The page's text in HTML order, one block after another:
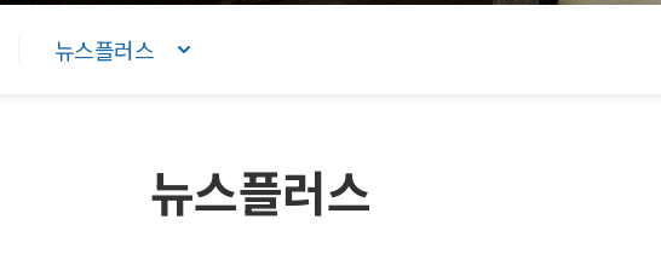
뉴스플러스
뉴스플러스